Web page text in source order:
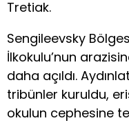
Tretiak.
Sengileevsky
İlkokulu’nun
daha açıldı.
tribünler kuruldu,
okulun cephesine